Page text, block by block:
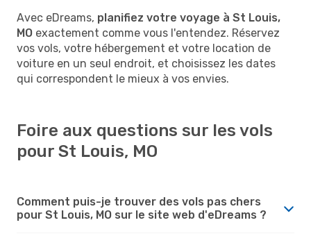
Avec eDreams, planifiez votre voyage à St Louis,
MO exactement comme vous l'entendez. Réservez
vos vols, votre hébergement et votre location de
voiture en un seul endroit, et choisissez les dates
qui correspondent le mieux à vos envies.
Foire aux questions sur les vols
pour St Louis, MO
Comment puis-je trouver des vols pas chers
pour St Louis, MO sur le site web d'eDreams ?